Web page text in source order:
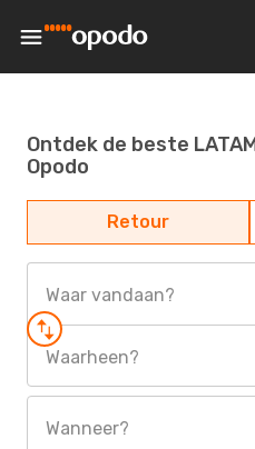
Ontdek de beste
Opodo
Retour
Waar vandaan?
Waarheen?
Wanneer?